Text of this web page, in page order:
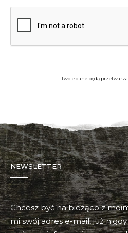
Twoje dane będą
NEWSLETTER
Chcesz być na bieżąco z
mi swój adres e-mail, już